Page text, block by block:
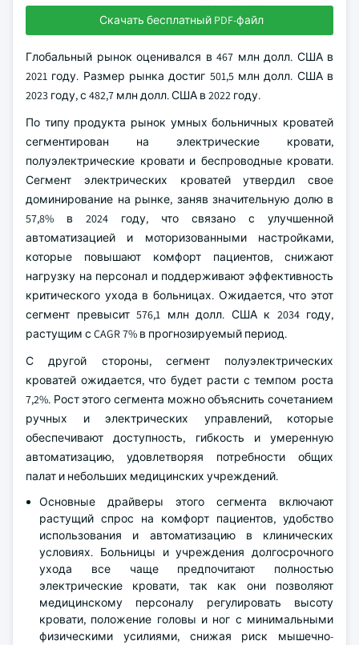
Скачать бесплатный PDF-файл
Глобальный рынок оценивался в 467 млн долл. США в
2021 году. Размер рынка достиг 501,5 млн долл. США в
2023 году, с 482,7 млн долл. США в 2022 году.
По типу продукта рынок умных больничных кроватей
сегментирован на электрические кровати,
полуэлектрические кровати и беспроводные кровати.
Сегмент электрических кроватей утвердил свое
доминирование на рынке, заняв значительную долю в
57,8% в 2024 году, что связано с улучшенной
автоматизацией и моторизованными настройками,
которые повышают комфорт пациентов, снижают
нагрузку на персонал и поддерживают эффективность
критического ухода в больницах. Ожидается, что этот
сегмент превысит 576,1 млн долл. США к 2034 году,
растущим с CAGR 7% в прогнозируемый период.
С другой стороны, сегмент полуэлектрических
кроватей ожидается, что будет расти с темпом роста
7,2%. Рост этого сегмента можно объяснить сочетанием
ручных и электрических управлений, которые
обеспечивают доступность, гибкость и умеренную
автоматизацию, удовлетворяя потребности общих
палат и небольших медицинских учреждений.
Основные драйверы этого сегмента включают
растущий спрос на комфорт пациентов, удобство
использования и автоматизацию в клинических
условиях. Больницы и учреждения долгосрочного
ухода все чаще предпочитают полностью
электрические кровати, так как они позволяют
медицинскому персоналу регулировать высоту
кровати, положение головы и ног с минимальными
физическими усилиями, снижая риск мышечно-